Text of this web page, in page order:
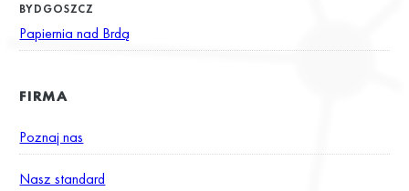
BYDGOSZCZ
Papiernia nad Brdą
FIRMA
Poznaj nas
Nasz standard